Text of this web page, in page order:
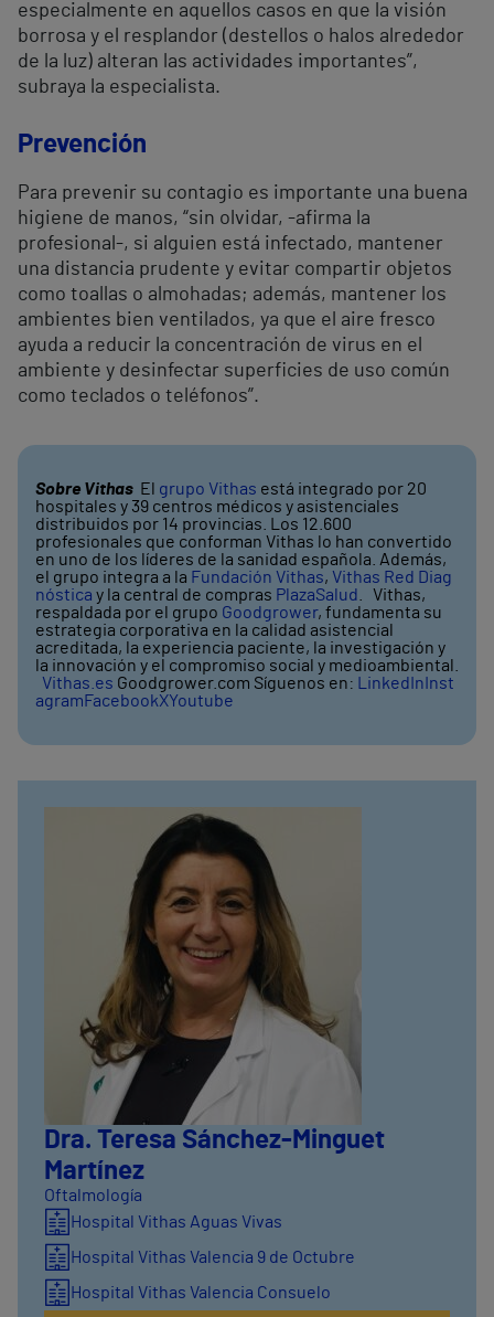
especialmente en aquellos casos en que la visión
borrosa y el resplandor (destellos o halos alrededor
de la luz) alteran las actividades importantes”,
subraya la especialista.
Prevención
Para prevenir su contagio es importante una buena
higiene de manos, “sin olvidar, -afirma la
profesional-, si alguien está infectado, mantener
una distancia prudente y evitar compartir objetos
como toallas o almohadas; además, mantener los
ambientes bien ventilados, ya que el aire fresco
ayuda a reducir la concentración de virus en el
ambiente y desinfectar superficies de uso común
como teclados o teléfonos”.
Sobre Vithas El grupo Vithas está integrado por 20
hospitales y 39 centros médicos y asistenciales
distribuidos por 14 provincias. Los 12.600
profesionales que conforman Vithas lo han convertido
en uno de los líderes de la sanidad española. Además,
el grupo integra a la Fundación Vithas, Vithas Red Diag
nóstica y la central de compras PlazaSalud
. Vithas,
respaldada por el grupo Goodgrower, fundamenta su
estrategia corporativa en la calidad asistencial
acreditada, la experiencia paciente, la investigación y
la innovación y el compromiso social y medioambiental.
Vithas.es Goodgrower.com Síguenos en: LinkedIn Inst
agramFacebookXYoutube
Dra. Teresa Sánchez-Minguet
Martínez
Oftalmología
Hospital Vithas Aguas Vivas
Hospital Vithas Valencia 9 de Octubre
Hospital Vithas Valencia Consuelo